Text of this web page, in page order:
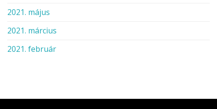
2021. május
2021. március
2021. február